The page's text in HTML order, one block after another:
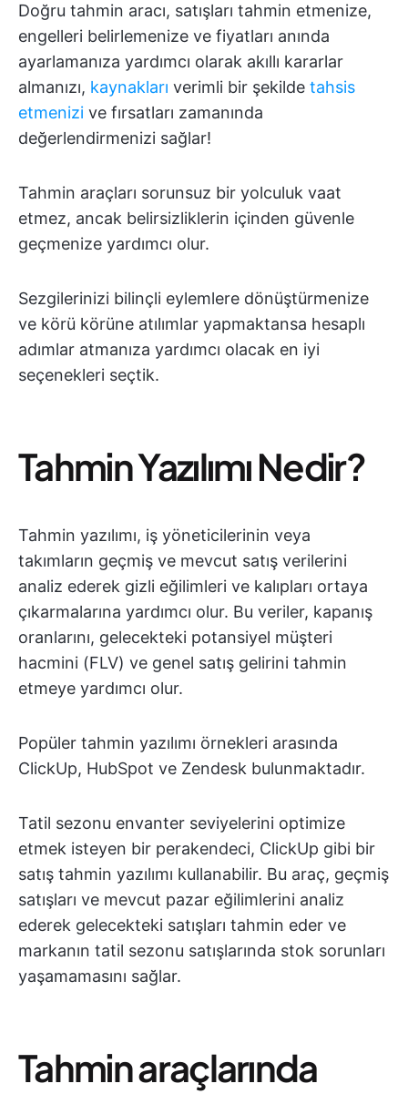
Doğru tahmin aracı, satışları tahmin etmenize,
engelleri belirlemenize ve fiyatları anında
ayarlamanıza yardımcı olarak akıllı kararlar
almanızı, kaynakları verimli bir şekilde tahsis
etmenizi ve fırsatları zamanında
değerlendirmenizi sağlar!
Tahmin araçları sorunsuz bir yolculuk vaat
etmez, ancak belirsizliklerin içinden güvenle
geçmenize yardımcı olur.
Sezgilerinizi bilinçli eylemlere dönüştürmenize
ve körü körüne atılımlar yapmaktansa hesaplı
adımlar atmanıza yardımcı olacak en iyi
seçenekleri seçtik.
Tahmin Yazılımı Nedir?
Tahmin yazılımı, iş yöneticilerinin veya
takımların geçmiş ve mevcut satış verilerini
analiz ederek gizli eğilimleri ve kalıpları ortaya
çıkarmalarına yardımcı olur. Bu veriler, kapanış
oranlarını, gelecekteki potansiyel müşteri
hacmini (FLV) ve genel satış gelirini tahmin
etmeye yardımcı olur.
Popüler tahmin yazılımı örnekleri arasında
ClickUp, HubSpot ve Zendesk bulunmaktadır.
Tatil sezonu envanter seviyelerini optimize
etmek isteyen bir perakendeci, ClickUp gibi bir
satış tahmin yazılımı kullanabilir. Bu araç, geçmiş
satışları ve mevcut pazar eğilimlerini analiz
ederek gelecekteki satışları tahmin eder ve
markanın tatil sezonu satışlarında stok sorunları
yaşamamasını sağlar.
Tahmin araçlarında